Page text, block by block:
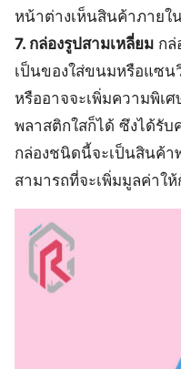
หน้าต่างเห็นสินค้าภายใ
7. กล่องรูปสามเหลี่ยม กล่
เป็นของใส่ขนมหรือแซน
หรืออาจจะเพิ่มความพิเ
พลาสติกใสก็ได้ ซึงได้รั
กล่องชนิดนี้จะเป็นสินค้า
สามารถที่จะเพิ่มมูลค่าให้